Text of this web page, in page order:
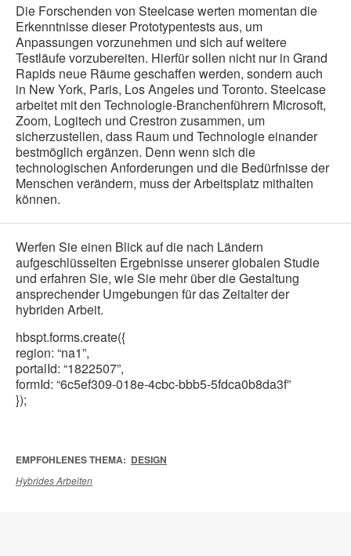
Die Forschenden von Steelcase werten momentan die
Erkenntnisse dieser Prototypentests aus, um
Anpassungen vorzunehmen und sich auf weitere
Testläufe vorzubereiten. Hierfür sollen nicht nur in Grand
Rapids neue Räume geschaffen werden, sondern auch
in New York, Paris, Los Angeles und Toronto. Steelcase
arbeitet mit den Technologie-Branchenführern Microsoft,
Zoom, Logitech und Crestron zusammen, um
sicherzustellen, dass Raum und Technologie einander
bestmöglich ergänzen. Denn wenn sich die
technologischen Anforderungen und die Bedürfnisse der
Menschen verändern, muss der Arbeitsplatz mithalten
können.
Werfen Sie einen Blick auf die nach Ländern
aufgeschlüsselten Ergebnisse unserer globalen Studie
und erfahren Sie, wie Sie mehr über die Gestaltung
ansprechender Umgebungen für das Zeitalter der
hybriden Arbeit.
hbspt.forms.create({
region: “na1”,
portalId: “1822507”,
formId: “6c5ef309-018e-4cbc-bbb5-5fdca0b8da3f”
});
EMPFOHLENES THEMA: DESIGN
Hybrides Arbeiten